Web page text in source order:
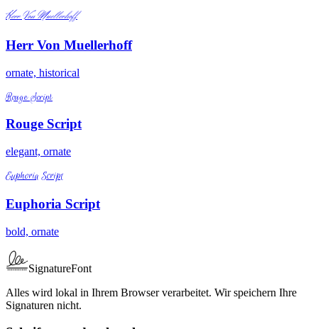
Herr Von Muellerhoff
Herr Von Muellerhoff
ornate, historical
Rouge Script
Rouge Script
elegant, ornate
Euphoria Script
Euphoria Script
bold, ornate
SignatureFont
Alles wird lokal in Ihrem Browser verarbeitet. Wir speichern Ihre
Signaturen nicht.